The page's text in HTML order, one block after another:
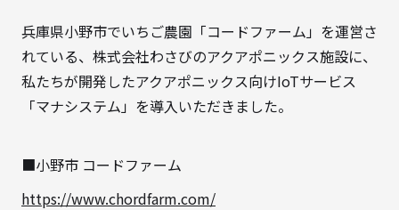
兵庫県小野市でいちご農園「コードファーム」を運営さ
れている、株式会社わさびのアクアポニックス施設に、
私たちが開発したアクアポニックス向けIoTサービス
「マナシステム」を導入いただきました。
■小野市 コードファーム
https://www.chordfarm.com/